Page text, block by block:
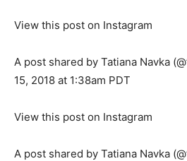
View this post on Instagram
A post shared by Tatiana Navka
15, 2018 at 1:38am PDT
View this post on Instagram
A post shared by Tatiana Navka